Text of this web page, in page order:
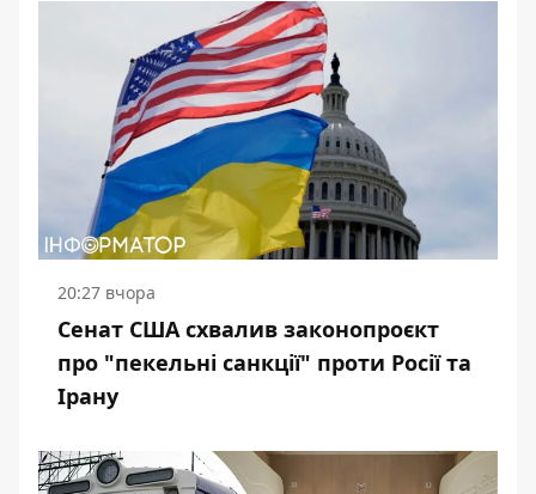
20:27 вчора
Сенат США схвалив законопроєкт
про "пекельні санкції" проти Росії та
Ірану